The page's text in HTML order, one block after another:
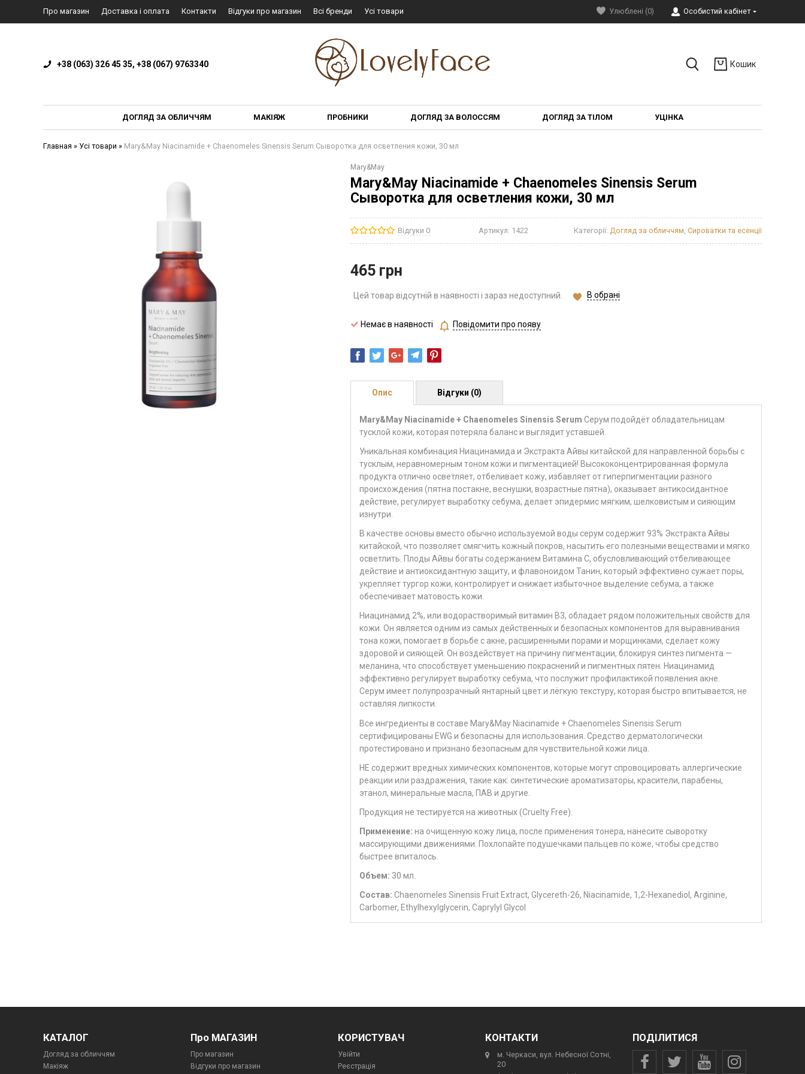
Про магазин Доставка і оплата Контакти Відгуки про магазин Всі бренди Усі товари Улюблені (0) Особистий кабінет
+38 (063) 326 45 35, +38 (067) 9763340 Кошик
ДОГЛЯД ЗА ОБЛИЧЧЯМ МАКІЯЖ ПРОБНИКИ ДОГЛЯД ЗА ВОЛОССЯМ ДОГЛЯД ЗА ТІЛОМ УЦІНКА
Главная » Усі товари » Mary&May Niacinamide + Chaenomeles Sinensis Serum Сыворотка для осветления кожи, 30 мл
Mary&May
Mary&May Niacinamide + Chaenomeles Sinensis Serum
Сыворотка для осветления кожи, 30 мл
Відгуки 0 Артикул: 1422 Категорії: Догляд за обличчям Сироватки та есенції
465 грн
Цей товар відсутній в наявності і зараз недоступний. В обрані
Немає в наявності Повідомити про появу
Опис
Mary&May Niacinamide + Chaenomeles Sinensis Serum Серум подойдёт обладательницам
тусклой кожи, которая потеряла баланс и выглядит уставшей.
Уникальная комбинация Ниацинамида и Экстракта Айвы китайской для направленной борьбы с
тусклым, неравномерным тоном кожи и пигментацией! Высококонцентрированная формула
продукта отлично осветляет, отбеливает кожу, избавляет от гиперпигментации разного
происхождения (пятна постакне, веснушки, возрастные пятна), оказывает антикосидантное
действие, регулирует выработку себума, делает эпидермис мягким, шелковистым и сияющим
изнутри.
В качестве основы вместо обычно используемой воды серум содержит 93% Экстракта Айвы
китайской, что позволяет смягчить кожный покров, насытить его полезными веществами и мягко
осветлить. Плоды Айвы богаты содержанием Витамина С, обусловливающий отбеливающее
действие и антиоксидантную защиту, и флавоноидом Танин, который эффективно сужает поры,
укрепляет тургор кожи, контролирует и снижает избыточное выделение себума, а также
обеспечивает матовость кожи.
Ниацинамид 2%, или водорастворимый витамин В3, обладает рядом положительных свойств для
кожи. Он является одним из самых действенных и безопасных компонентов для выравнивания
тона кожи, помогает в борьбе с акне, расширенными порами и морщинками, сделает кожу
здоровой и сияющей. Он воздействует на причину пигментации, блокируя синтез пигмента —
меланина, что способствует уменьшению покраснений и пигментных пятен. Ниацинамид
эффективно регулирует выработку себума, что послужит профилактикой появления акне.
Серум имеет полупрозрачный янтарный цвет и лёгкую текстуру, которая быстро впитывается, не
оставляя липкости.
Все ингредиенты в составе Mary&May Niacinamide + Chaenomeles Sinensis Serum
сертифицированы EWG и безопасны для использования. Средство дерматологически
протестировано и признано безопасным для чувствительной кожи лица.
НЕ содержит вредных химических компонентов, которые могут спровоцировать аллергические
реакции или раздражения, такие как: синтетические ароматизаторы, красители, парабены,
этанол, минеральные масла, ПАВ и другие.
Продукция не тестируется на животных (Cruelty Free).
Применение: на очищенную кожу лица, после применения тонера, нанесите сыворотку
массирующими движениями. Похлопайте подушечками пальцев по коже, чтобы средство
быстрее впиталось.
Объем: 30 мл.
Состав: Chaenomeles Sinensis Fruit Extract, Glycereth-26, Niacinamide, 1,2-Hexanediol, Arginine,
Carbomer, Ethylhexylglycerin, Caprylyl Glycol
Відгуки (0)
КАТАЛОГ
Догляд за обличчям
Макіяж
Про МАГАЗИН
Про магазин
Відгуки про магазин
КОРИСТУВАЧ
Увійти
Реєстрація
КОНТАКТИ
м. Черкаси, вул. Небесної Сотні,
20
ПОДІЛИТИСЯ